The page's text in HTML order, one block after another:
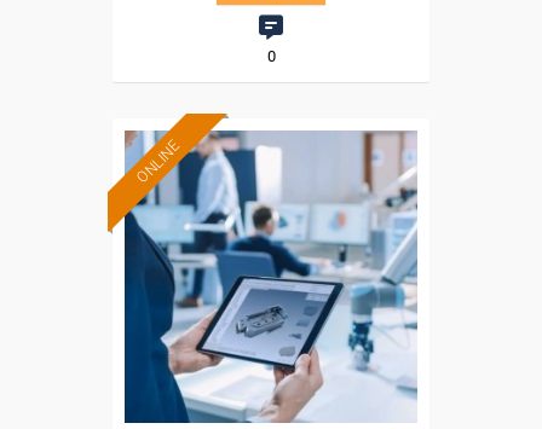
0
ONLINE
Formación 100%
subvencionada.
Para desempleados,
trabajadores y autónomos.
Sector
-Metal.